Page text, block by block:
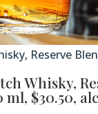
Reserve
Whisky,
$30.50,